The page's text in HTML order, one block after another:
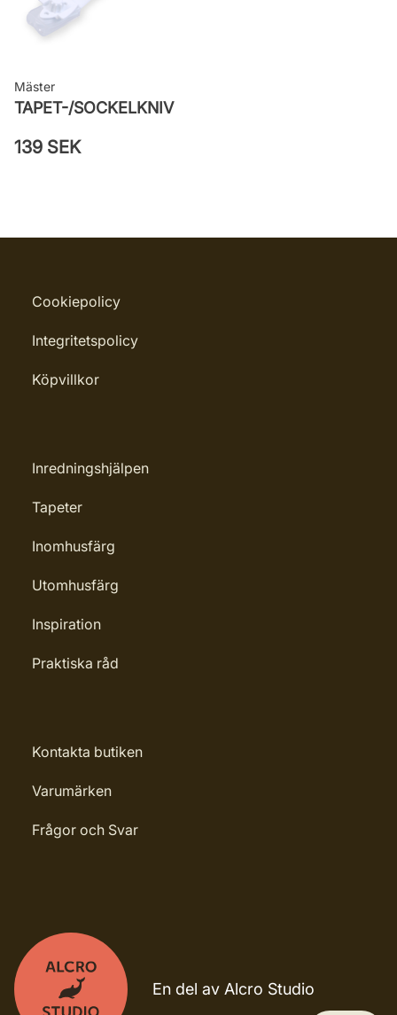
Mäster
TAPET-/SOCKELKNIV
139 SEK
Cookiepolicy
Integritetspolicy
Köpvillkor
Inredningshjälpen
Tapeter
Inomhusfärg
Utomhusfärg
Inspiration
Praktiska råd
Kontakta butiken
Varumärken
Frågor och Svar
En del av Alcro Studio